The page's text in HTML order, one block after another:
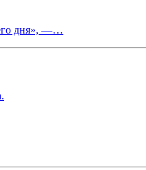
дня», —…